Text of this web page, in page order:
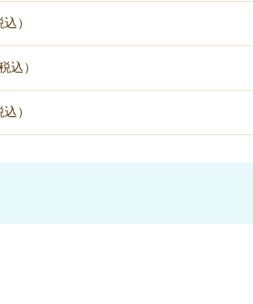
）
込）
）